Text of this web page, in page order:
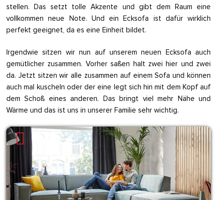
stellen. Das setzt tolle Akzente und gibt dem Raum eine
vollkommen neue Note. Und ein Ecksofa ist dafür wirklich
perfekt geeignet, da es eine Einheit bildet.
Irgendwie sitzen wir nun auf unserem neuen Ecksofa auch
gemütlicher zusammen. Vorher saßen halt zwei hier und zwei
da. Jetzt sitzen wir alle zusammen auf einem Sofa und können
auch mal kuscheln oder der eine legt sich hin mit dem Kopf auf
dem Schoß eines anderen. Das bringt viel mehr Nähe und
Wärme und das ist uns in unserer Familie sehr wichtig.